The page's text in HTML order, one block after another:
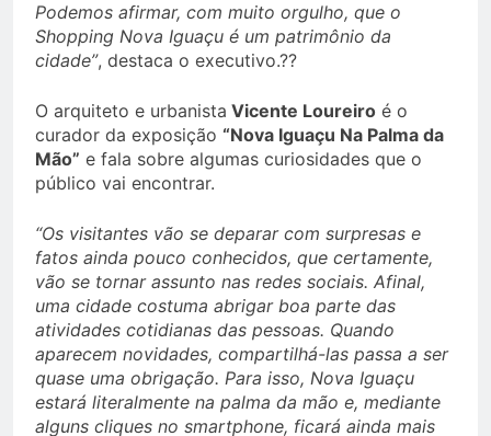
Podemos afirmar, com muito orgulho, que o
Shopping Nova Iguaçu é um patrimônio da
cidade”, destaca o executivo.??
O arquiteto e urbanista Vicente Loureiro é o
curador da exposição “Nova Iguaçu Na Palma da
Mão” e fala sobre algumas curiosidades que o
público vai encontrar.
“Os visitantes vão se deparar com surpresas e
fatos ainda pouco conhecidos, que certamente,
vão se tornar assunto nas redes sociais. Afinal,
uma cidade costuma abrigar boa parte das
atividades cotidianas das pessoas. Quando
aparecem novidades, compartilhá-las passa a ser
quase uma obrigação. Para isso, Nova Iguaçu
estará literalmente na palma da mão e, mediante
alguns cliques no smartphone, ficará ainda mais